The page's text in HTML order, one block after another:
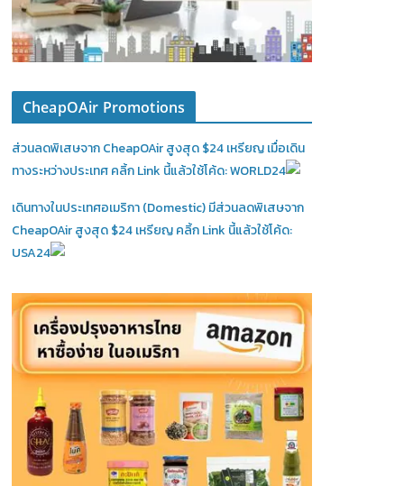
CheapOAir Promotions
ส่วนลดพิเสษจาก CheapOAir สูงสุด $24 เหรียญ เมื่อเดิน
ทางระหว่างประเทศ คลิ้ก Link นี้แล้วใช้โค้ด: WORLD24
เดินทางในประเทศอเมริกา (Domestic)มีส่วนลดพิเสษจาก
CheapOAir สูงสุด $24 เหรียญ คลิ้ก Link นี้แล้วใช้โค้ด:
USA24